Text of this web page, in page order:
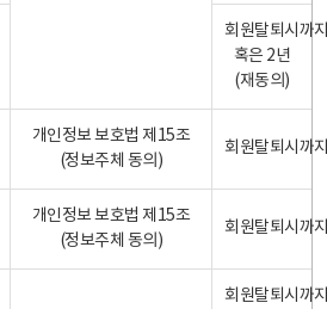
회원탈퇴시까
혹은 2년
(재동의)
개인정보 보호법 제15조
(정보주체 동의)
회원탈퇴시까
개인정보 보호법 제15조
(정보주체 동의)
회원탈퇴시까
회원탈퇴시까